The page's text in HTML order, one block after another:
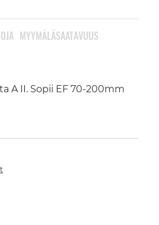
A II. Sopii EF 70-200mm
MYYMÄLÄSAATAVUUS